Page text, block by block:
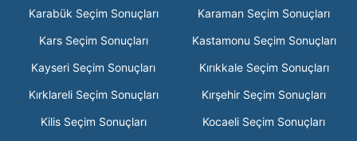
Karabük Seçim Sonuçları
Karaman Seçim Sonuçları
Kars Seçim Sonuçları
Kastamonu Seçim Sonuçları
Kayseri Seçim Sonuçları
Kırıkkale Seçim Sonuçları
Kırklareli Seçim Sonuçları
Kırşehir Seçim Sonuçları
Kilis Seçim Sonuçları
Kocaeli Seçim Sonuçları